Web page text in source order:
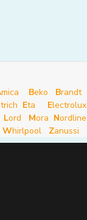
mica Beko Brandt
Eta Electrolux
Lord Mora Nordline
Whirlpool Zanussi